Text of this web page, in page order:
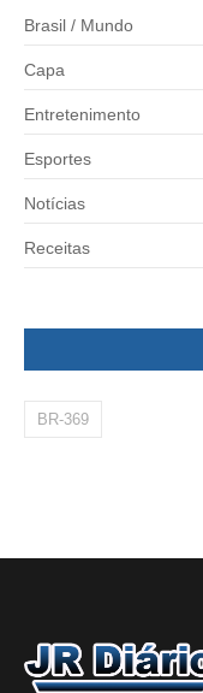
Brasil / Mundo
Capa
Entretenimento
Esportes
Notícias
Receitas
BR-369